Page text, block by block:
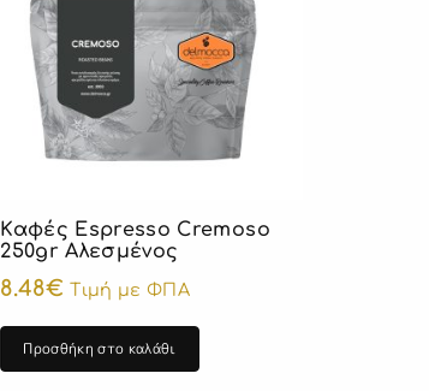
Καφές Espresso Cremoso
250gr Αλεσμένος
8.48€ Τιμή με ΦΠΑ
Προσθήκη στο καλάθι